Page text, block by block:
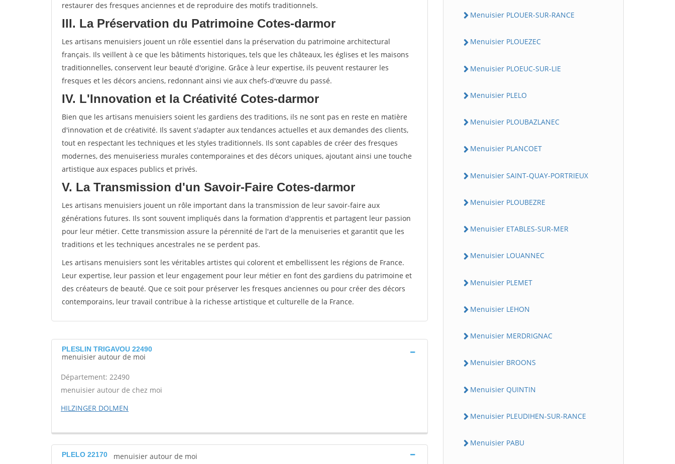
restaurer des fresques anciennes et de reproduire des motifs traditionnels.
III. La Préservation du Patrimoine Cotes-darmor
Les artisans menuisiers jouent un rôle essentiel dans la préservation du patrimoine architectural
français. Ils veillent à ce que les bâtiments historiques, tels que les châteaux, les églises et les maisons
traditionnelles, conservent leur beauté d'origine. Grâce à leur expertise, ils peuvent restaurer les
fresques et les décors anciens, redonnant ainsi vie aux chefs-d'œuvre du passé.
IV. L'Innovation et la Créativité Cotes-darmor
Bien que les artisans menuisiers soient les gardiens des traditions, ils ne sont pas en reste en matière
d'innovation et de créativité. Ils savent s'adapter aux tendances actuelles et aux demandes des clients,
tout en respectant les techniques et les styles traditionnels. Ils sont capables de créer des fresques
modernes, des menuiseriess murales contemporaines et des décors uniques, ajoutant ainsi une touche
artistique aux espaces publics et privés.
V. La Transmission d'un Savoir-Faire Cotes-darmor
Les artisans menuisiers jouent un rôle important dans la transmission de leur savoir-faire aux
générations futures. Ils sont souvent impliqués dans la formation d'apprentis et partagent leur passion
pour leur métier. Cette transmission assure la pérennité de l'art de la menuiseries et garantit que les
traditions et les techniques ancestrales ne se perdent pas.
Les artisans menuisiers sont les véritables artistes qui colorent et embellissent les régions de France.
Leur expertise, leur passion et leur engagement pour leur métier en font des gardiens du patrimoine et
des créateurs de beauté. Que ce soit pour préserver les fresques anciennes ou pour créer des décors
contemporains, leur travail contribue à la richesse artistique et culturelle de la France.
PLESLIN TRIGAVOU 22490
menuisier autour de moi
Département: 22490
menuisier autour de chez moi
HILZINGER DOLMEN
PLELO 22170 menuisier autour de moi
Menuisier PLOUER-SUR-RANCE
Menuisier PLOUEZEC
Menuisier PLOEUC-SUR-LIE
Menuisier PLELO
Menuisier PLOUBAZLANEC
Menuisier PLANCOET
Menuisier SAINT-QUAY-PORTRIEUX
Menuisier PLOUBEZRE
Menuisier ETABLES-SUR-MER
Menuisier LOUANNEC
Menuisier PLEMET
Menuisier LEHON
Menuisier MERDRIGNAC
Menuisier BROONS
Menuisier QUINTIN
Menuisier PLEUDIHEN-SUR-RANCE
Menuisier PABU